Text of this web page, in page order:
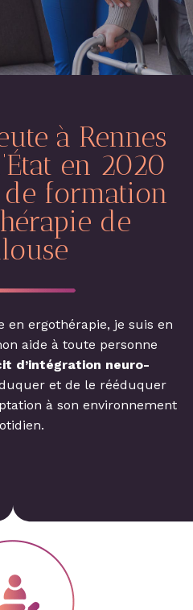
à Rennes
en 2020
de formation
de
en ergothérapie, je suis en
aide à toute personne
d’intégration neuro-
et de le rééduquer
à son environnement